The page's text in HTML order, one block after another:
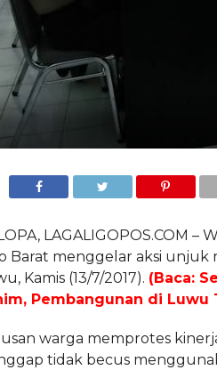
LAGALIGOPOS.COM –
Barat menggelar aksi unjuk
Kamis (13/7/2017). (Baca:
Pembangunan di Luwu
warga memprotes
tidak becus